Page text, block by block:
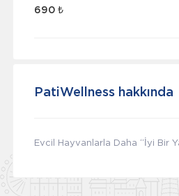
690 ₺
PatiWellness hakkında
Evcil Hayvanlarla Daha “İyi Bir